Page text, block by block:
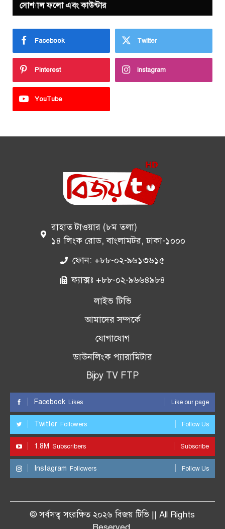
সোশ্যাল ফলো এবং কাউন্টার
Facebook Twitter
Pinterest Instagram
YouTube
রাহাত টাওয়ার (৮ম তলা)
১৪ লিংক রোড, বাংলামটর, ঢাকা-১০০০
ফোন: +৮৮-০২-৯৬১৩৬১৫
ফ্যাক্সঃ +৮৮-০২-৯৬৬৪৯৮৪
লাইভ টিভি
আমাদের সম্পর্কে
যোগাযোগ
ডাউনলিংক প্যারামিটার
Bijoy TV FTP
Facebook Likes Like our page
Twitter Followers Follow Us
1.8M Subscribers Subscribe
Instagram Followers Follow Us
© সর্বসত্ব সংরক্ষিত ২০২৬ বিজয় টিভি || All Rights